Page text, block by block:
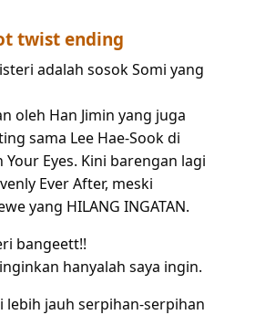
twist ending
adalah sosok Somi yang
oleh Han Jimin yang juga
sama Lee Hae-Sook di
Eyes. Kini barengan lagi
Ever After, meski
yang HILANG INGATAN.
bangeett!!
hanyalah saya ingin.
lebih jauh serpihan-serpihan